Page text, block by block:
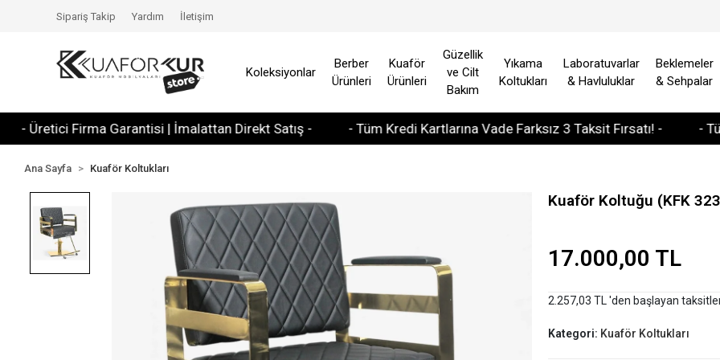
Firma Garantisi | İmalattan Direkt Satış - - Tüm Kredi Kartlarına Vade Farksız 3 Taksit Fırsatı! - - Tüm
Sipariş Takip Yardım İletişim
Koleksiyonlar
Berber
Ürünleri
Kuaför
Ürünleri
Güzellik
ve Cilt
Bakım
Yıkama
Koltukları
Laboratuvarlar
& Havluluklar
Beklemeler
& Sehpalar
Ana Sayfa Kuaför Koltukları
Kuaför Koltuğu (KFK
17.000,00 TL
2.257,03 TL 'den başlayan
Kategori: Kuaför Koltukları